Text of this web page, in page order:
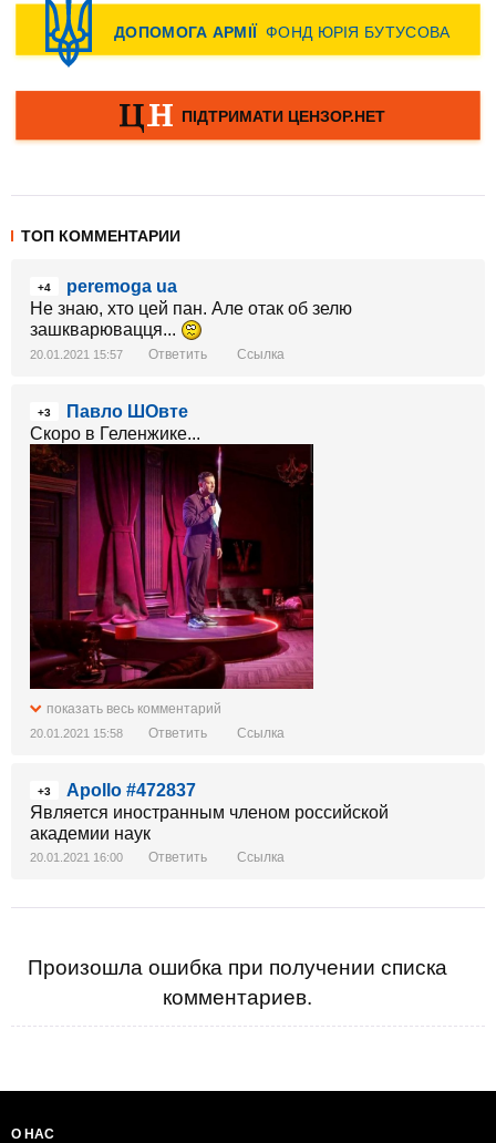
ТОП КОММЕНТАРИИ
+4
peremoga ua
Не знаю, хто цей пан. Але отак об зелю
зашкварювацця...
20.01.2021 15:57 Ответить Ссылка
+3
Павло ШОвте
Скоро в Геленжике...
показать весь комментарий
20.01.2021 15:58 Ответить Ссылка
+3
Apollo #472837
Является иностранным членом российской
академии наук
20.01.2021 16:00 Ответить Ссылка
Произошла ошибка при получении списка
комментариев.
О НАС